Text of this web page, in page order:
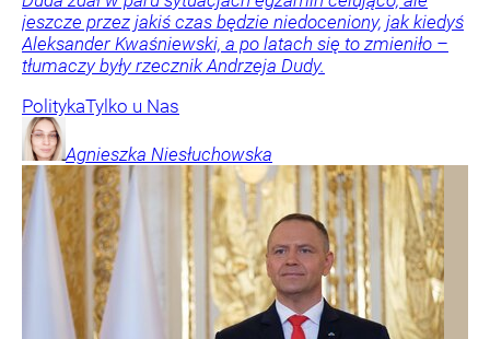
jeszcze przez jakiś czas będzie niedoceniony, jak kiedyś
Aleksander Kwaśniewski, a po latach się to zmieniło –
tłumaczy były rzecznik Andrzeja Dudy.
PolitykaTylko u Nas
Agnieszka Niesłuchowska